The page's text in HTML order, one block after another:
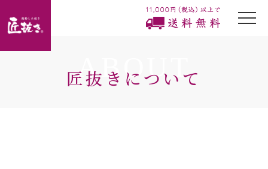
ABOUT
匠抜きについて